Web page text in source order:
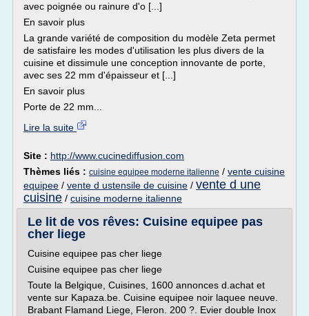
avec poignée ou rainure d'o [...]
En savoir plus
La grande variété de composition du modèle Zeta permet
de satisfaire les modes d'utilisation les plus divers de la
cuisine et dissimule une conception innovante de porte,
avec ses 22 mm d'épaisseur et [...]
En savoir plus
Porte de 22 mm...
Lire la suite
Site : http://www.cucinediffusion.com
Thèmes liés : cuisine equipee moderne italienne / vente cuisine
equipee / vente d ustensile de cuisine / vente d une
cuisine / cuisine moderne italienne
Le lit de vos rêves: Cuisine equipee pas
cher liege
Cuisine equipee pas cher liege
Cuisine equipee pas cher liege
Toute la Belgique, Cuisines, 1600 annonces d.achat et
vente sur Kapaza.be. Cuisine equipee noir laquee neuve.
Brabant Flamand Liege, Fleron. 200 ?. Evier double Inox